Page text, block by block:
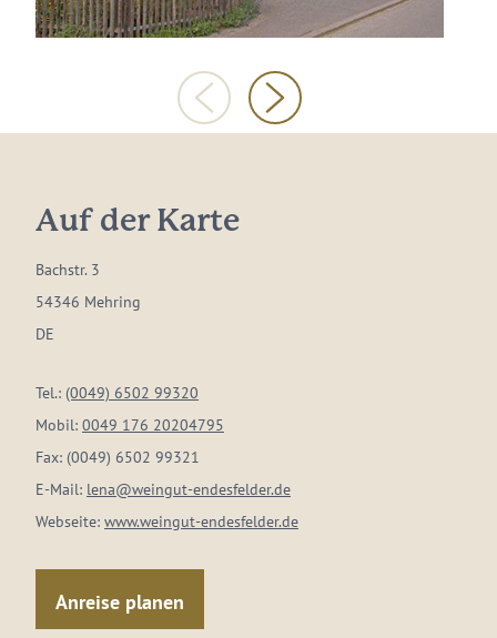
Auf der Karte
Bachstr. 3
54346 Mehring
DE
Tel.: (0049) 6502 99320
Mobil: 0049 176 20204795
Fax: (0049) 6502 99321
E-Mail: lena@weingut-endesfelder.de
Webseite: www.weingut-endesfelder.de
Anreise planen